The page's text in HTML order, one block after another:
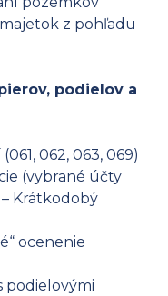
z pohľadu
podielov a
062, 063, 069)
(vybrané účty
Krátkodobý
ocenenie
podielovými